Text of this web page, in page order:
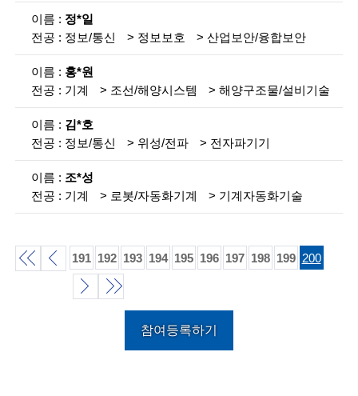
g
n
e
s
o
r
정*일
정보/통신
정보보호 산업보안/융합보안
홍*원
기계
조선/해양시스템 해양구조물/설비기술
김*호
정보/통신
위성/전파 전자파기기
조*성
기계
로봇/자동화기계 기계자동화기술
191 192 193 194 195 196 197 198 199 200
참여등록하기